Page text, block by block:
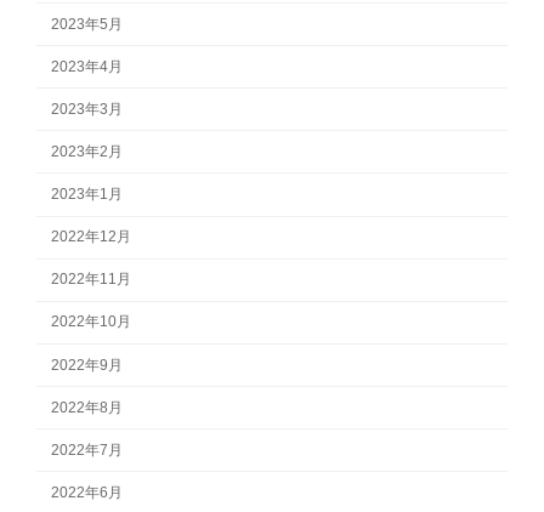
2023年5月
2023年4月
2023年3月
2023年2月
2023年1月
2022年12月
2022年11月
2022年10月
2022年9月
2022年8月
2022年7月
2022年6月